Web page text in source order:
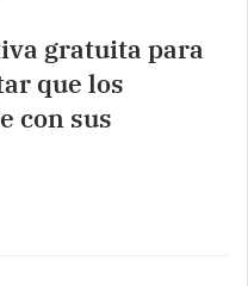
gratuita para
que los
con sus